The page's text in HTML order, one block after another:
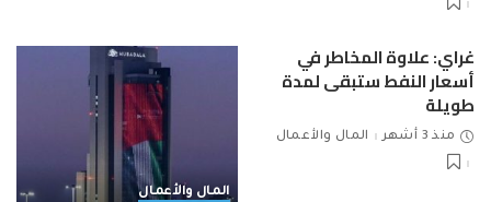
غراي: علاوة المخاطر في
أسعار النفط ستبقى لمدة
طويلة
منذ 3 أشهر المال والأعمال
المال والأعمال